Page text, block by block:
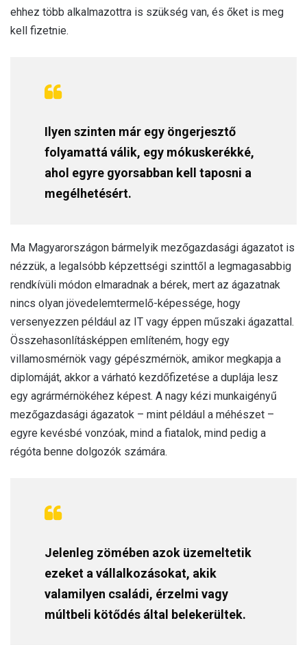
ehhez több alkalmazottra is szükség van, és őket is meg
kell fizetnie.
Ilyen szinten már egy öngerjesztő
folyamattá válik, egy mókuskerékké,
ahol egyre gyorsabban kell taposni a
megélhetésért.
Ma Magyarországon bármelyik mezőgazdasági ágazatot is
nézzük, a legalsóbb képzettségi szinttől a legmagasabbig
rendkívüli módon elmaradnak a bérek, mert az ágazatnak
nincs olyan jövedelemtermelő-képessége, hogy
versenyezzen például az IT vagy éppen műszaki ágazattal.
Összehasonlításképpen említeném, hogy egy
villamosmérnök vagy gépészmérnök, amikor megkapja a
diplomáját, akkor a várható kezdőfizetése a duplája lesz
egy agrármérnökéhez képest. A nagy kézi munkaigényű
mezőgazdasági ágazatok – mint például a méhészet –
egyre kevésbé vonzóak, mind a fiatalok, mind pedig a
régóta benne dolgozók számára.
Jelenleg zömében azok üzemeltetik
ezeket a vállalkozásokat, akik
valamilyen családi, érzelmi vagy
múltbeli kötődés által belekerültek.